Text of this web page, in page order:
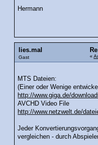
Hermann
lies.mal
Gast «
MTS Dateien:
(Einer oder Wenige
http://www.giga.de/
AVCHD Video File
http://www.netzwelt.de/
Jeder
vergleichen - durch